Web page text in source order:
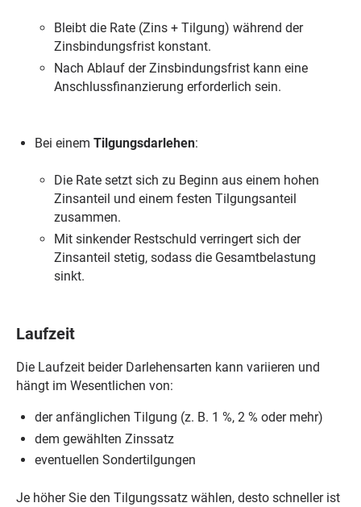
Bleibt die Rate (Zins + Tilgung) während der
Zinsbindungsfrist konstant.
Nach Ablauf der Zinsbindungsfrist kann eine
Anschlussfinanzierung erforderlich sein.
Bei einemTilgungsdarlehen:
Die Rate setzt sich zu Beginn aus einem hohen
Zinsanteil und einem festen Tilgungsanteil
zusammen.
Mit sinkender Restschuld verringert sich der
Zinsanteil stetig, sodass die Gesamtbelastung
sinkt.
Laufzeit
Die Laufzeit beider Darlehensarten kann variieren und
hängt im Wesentlichen von:
der anfänglichen Tilgung (z. B. 1 %, 2 % oder mehr)
dem gewählten Zinssatz
eventuellen Sondertilgungen
Je höher Sie den Tilgungssatz wählen, desto schneller ist